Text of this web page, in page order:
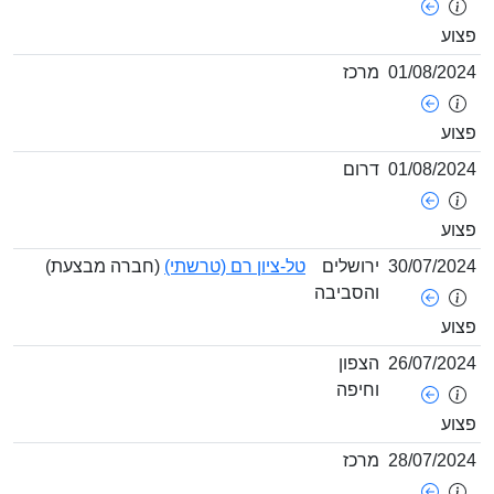
01/08/ מרכז
01/08/ דרום
30/07/ ירושלים
והסביבה
טל-ציון רם (טרשתי)(חברה מבצעת)
26/07/ הצפון
וחיפה
28/07/ מרכז